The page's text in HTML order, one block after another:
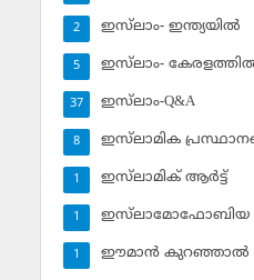
ഇസ്‌ലാം- ഇന്ത്യയില്‍
2
ഇസ്‌ലാം-
5
ഇസ്‌ലാം-Q&A
37
ഇസ്‌ലാമിക
8
ഇസ്‌ലാമിക് ആര്‍ട്ട്
1
ഇസ്‌ലാമോഫോബിയ
1
ഈമാന്‍ കുറഞ്ഞാല്‍
1